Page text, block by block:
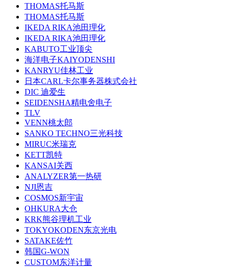
THOMAS托马斯
THOMAS托马斯
IKEDA RIKA池田理化
IKEDA RIKA池田理化
KABUTO工业顶尖
海洋电子KAIYODENSHI
KANRYU佳林工业
日本CARL卡尔事务器株式会社
DIC 迪爱生
SEIDENSHA精电舍电子
TLV
VENN桃太郎
SANKO TECHNO三光科技
MIRUC米瑞克
KETT凯特
KANSAI关西
ANALYZER第一热研
NJI恩吉
COSMOS新宇宙
OHKURA大仓
KRK熊谷理机工业
TOKYOKODEN东京光电
SATAKE佐竹
韩国G-WON
CUSTOM东洋计量